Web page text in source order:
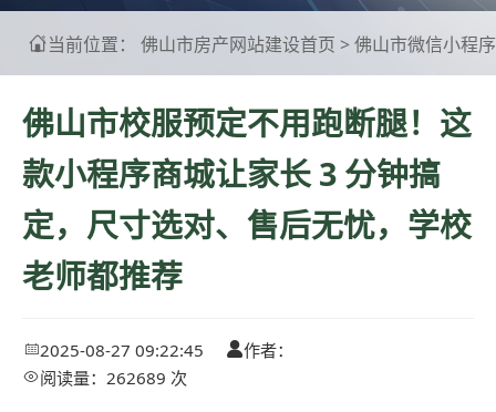
当前位置： 佛山市房产网站建设首页 >佛山市微信小程序
佛山市校服预定不用跑断腿！这
款小程序商城让家长 3 分钟搞
定，尺寸选对、售后无忧，学校
老师都推荐
2025-08-27 09:22:45 作者：
阅读量：262689 次